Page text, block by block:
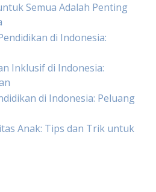
Semua Adalah Penting
di Indonesia:
Inklusif di Indonesia:
di Indonesia: Peluang
Anak: Tips dan Trik untuk